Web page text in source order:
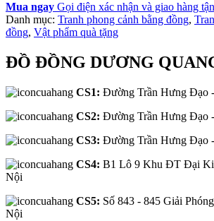
Mua ngay Gọi điện xác nhận và giao hàng
Danh mục: Tranh phong cảnh bằng đồng,
đồng, Vật phẩm quà tặng
ĐỒ ĐỒNG DƯƠNG
CS1: Đường Trần Hưng Đạo
CS2: Đường Trần Hưng Đạo
CS3: Đường Trần Hưng Đạo
CS4: B1 Lô 9 Khu ĐT Đại
Nội
CS5: Số 843 - 845 Giải
Nội